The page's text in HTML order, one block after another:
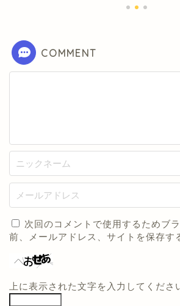
COMMENT
次回のコメントで使用するためブ
前、メールアドレス、サイトを保存す
上に表示された文字を入力してくださ